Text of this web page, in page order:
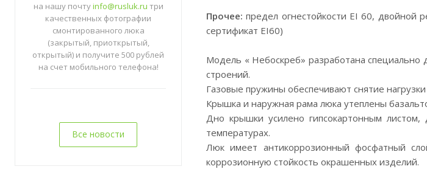
на нашу почтуinfo@rusluk.ru три
качественных фотографии
смонтированного люка
(закрытый, приоткрытый,
открытый) и получите 500 рублей
на счет мобильного телефона!
Все новости
Прочее: предел огнестойкости EI 60, двойной
сертификат EI60)
Модель « Небоскреб» разработана специально
строений.
Газовые пружины обеспечивают снятие
Крышка и наружная рама люка утеплены
Дно крышки усилено гипсокартонным
температурах.
Люк имеет антикоррозионный фосфатный
коррозионную стойкость окрашенных изделий.